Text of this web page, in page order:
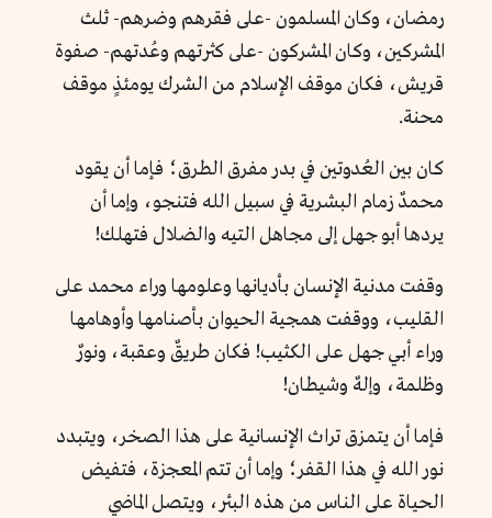
رمضان، وكان المسلمون -على فقرهم وضرهم- ثلث
المشركين، وكان المشركون -على كثرتهم وعُدتهم- صفوة
قريش، فكان موقف الإسلام من الشرك يومئذٍ موقف
محنة.
كان بين العُدوتين في بدر مفرق الطرق؛ فإما أن يقود
محمدٌ زمام البشرية في سبيل الله فتنجو، وإما أن
يردها أبو جهل إلى مجاهل التيه والضلال فتهلك!
وقفت مدنية الإنسان بأديانها وعلومها وراء محمد على
القليب، ووقفت همجية الحيوان بأصنامها وأوهامها
وراء أبي جهل على الكثيب! فكان طريقٌ وعقبة، ونورٌ
وظلمة، وإلهٌ وشيطان!
فإما أن يتمزق تراث الإنسانية على هذا الصخر، ويتبدد
نور الله في هذا القفر؛ وإما أن تتم المعجزة، فتفيض
الحياة على الناس من هذه البئر، ويتصل الماضي